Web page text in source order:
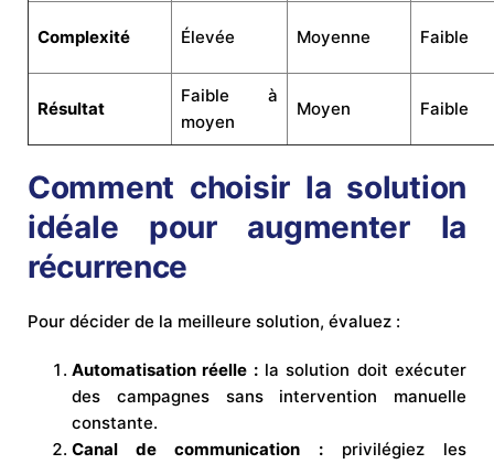
Complexité Élevée Moyenne Faible
Résultat
Faible à
moyen
Moyen Faible
Comment choisir la solution
idéale pour augmenter la
récurrence
Pour décider de la meilleure solution, évaluez :
Automatisation réelle :la solution doit exécuter
des campagnes sans intervention manuelle
constante.
Canal de communication :privilégiez les